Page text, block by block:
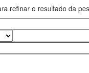
refinar o resultado da